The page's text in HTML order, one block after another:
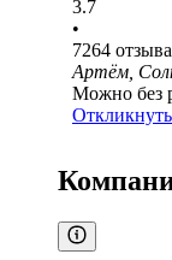
3.7
•
7264 отзыва
Артём,
Можно без